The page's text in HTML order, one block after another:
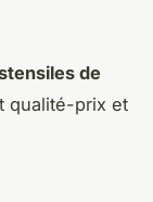
de
qualité-prix et